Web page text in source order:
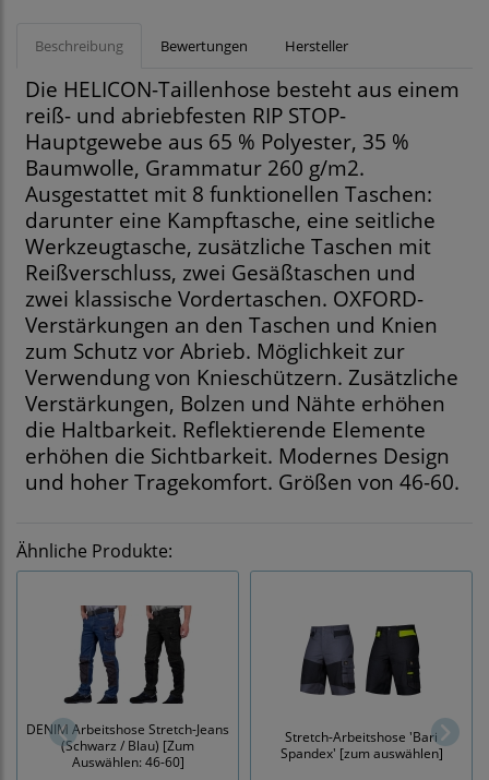
Beschreibung Bewertungen Hersteller
Die HELICON-Taillenhose besteht aus einem
reiß- und abriebfesten RIP STOP-
Hauptgewebe aus 65 % Polyester, 35 %
Baumwolle, Grammatur 260 g/m2.
Ausgestattet mit 8 funktionellen Taschen:
darunter eine Kampftasche, eine seitliche
Werkzeugtasche, zusätzliche Taschen mit
Reißverschluss, zwei Gesäßtaschen und
zwei klassische Vordertaschen. OXFORD-
Verstärkungen an den Taschen und Knien
zum Schutz vor Abrieb. Möglichkeit zur
Verwendung von Knieschützern. Zusätzliche
Verstärkungen, Bolzen und Nähte erhöhen
die Haltbarkeit. Reflektierende Elemente
erhöhen die Sichtbarkeit. Modernes Design
und hoher Tragekomfort. Größen von 46-60.
Ähnliche Produkte:
DENIM Arbeitshose Stretch-Jeans
(Schwarz / Blau) [Zum
Auswählen: 46-60]
Stretch-Arbeitshose 'Bari
Spandex' [zum auswählen]